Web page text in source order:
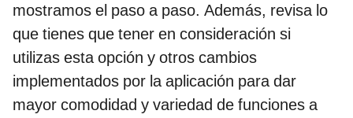
mostramos el paso a paso. Además, revisa lo
que tienes que tener en consideración si
utilizas esta opción y otros cambios
implementados por la aplicación para dar
mayor comodidad y variedad de funciones a